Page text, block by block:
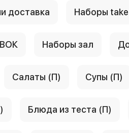
доставка Наборы
Наборы зал
Салаты (П) Супы (П)
Блюда из теста (П)